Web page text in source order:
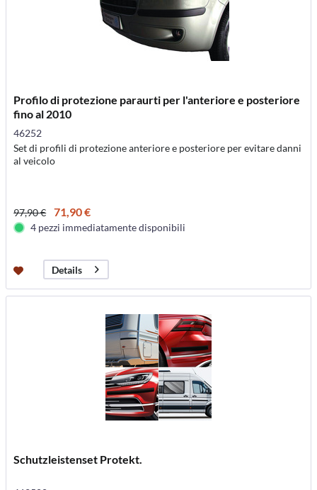
Profilo di protezione paraurti per l'anteriore e posteriore
fino al 2010
46252
Set di profili di protezione anteriore e posteriore per evitare danni
al veicolo
97,90 € 71,90 €
4 pezzi immediatamente disponibili
Details
Schutzleistenset Protekt.